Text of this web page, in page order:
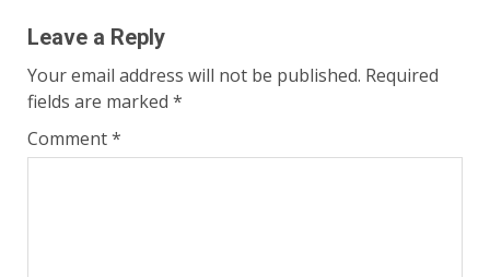
Leave a Reply
Your email address will not be published. Required
fields are marked *
Comment*